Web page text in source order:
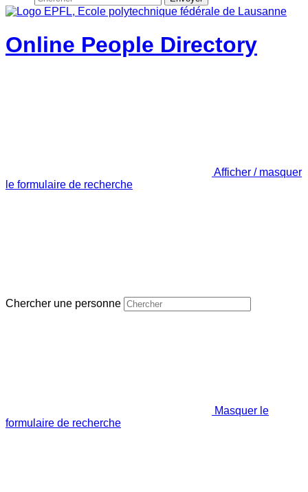
Online People Directory
Afficher / masquer
le formulaire de recherche
Chercher une personne
Masquer le
formulaire de recherche